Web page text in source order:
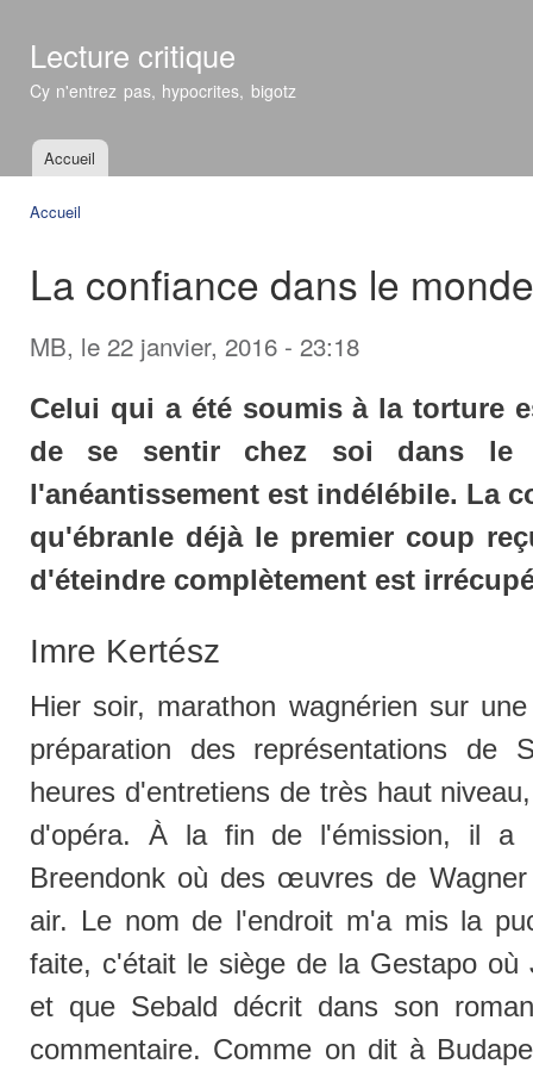
Lecture critique
Cy n'entrez pas, hypocrites, bigotz
Menu principal
Accueil
Accueil
La confiance dans le monde
MB, le 22 janvier, 2016 - 23:18
Celui qui a été soumis à la torture
de se sentir chez soi dans le
l'anéantissement est indélébile. La
qu'ébranle déjà le premier coup
d'éteindre complètement est
Imre Kertész
Hier soir, marathon wagnérien sur
préparation des représentations de
heures d'entretiens de très haut
d'opéra. À la fin de l'émission, il a
Breendonk où des œuvres de
air. Le nom de l'endroit m'a mis la
faite, c'était le siège de la Gestapo où
et que Sebald décrit dans son
commentaire. Comme on dit à